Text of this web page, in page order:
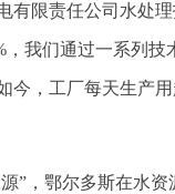
限责任公司水处理
，我们通过一系列
今，工厂每天生产
，鄂尔多斯在水资